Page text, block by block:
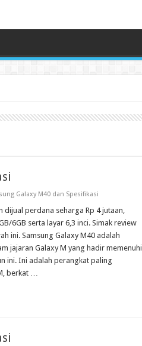
Galaxy M40 dan Spesifikasi
dijual perdana seharga Rp 4 jutaan,
6GB serta layar 6,3 inci. Simak review
ini. Samsung Galaxy M40 adalah
jajaran Galaxy M yang hadir memenuhi
ini. Ini adalah perangkat paling
berkat …